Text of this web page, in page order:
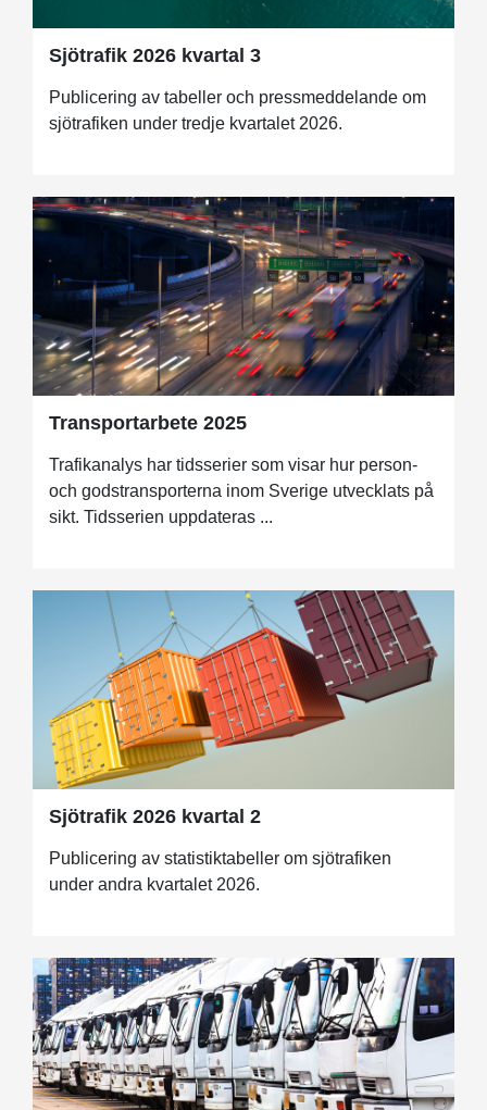
Sjötrafik 2026 kvartal 3
Publicering av tabeller och pressmeddelande om
sjötrafiken under tredje kvartalet 2026.
Transportarbete 2025
Trafikanalys har tidsserier som visar hur person-
och godstransporterna inom Sverige utvecklats på
sikt. Tidsserien uppdateras ...
Sjötrafik 2026 kvartal 2
Publicering av statistiktabeller om sjötrafiken
under andra kvartalet 2026.